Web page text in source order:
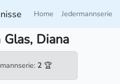
Home Jedermannserie
Glas, Diana
2 🏆